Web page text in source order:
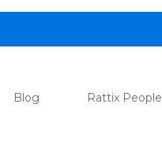
Blog Rattix People